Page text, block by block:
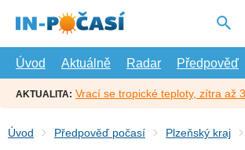
hlavní
Úvod
Aktuálně Radar Předpověď
AKTUALITA: Vrací se tropické teploty, zítra až
Úvod Předpověď počasí Plzeňský kraj